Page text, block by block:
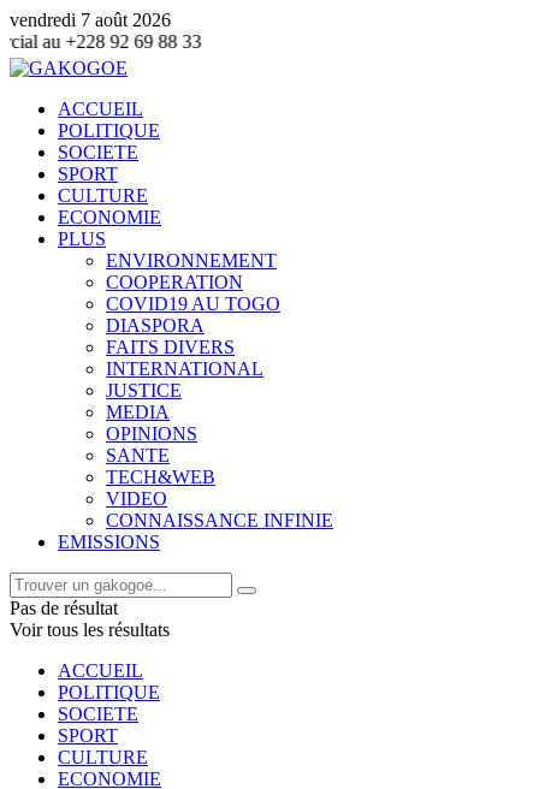
vendredi 7 août 2026
69 88 33
ACCUEIL
POLITIQUE
SOCIETE
SPORT
CULTURE
ECONOMIE
PLUS
ENVIRONNEMENT
COOPERATION
COVID19 AU TOGO
DIASPORA
FAITS DIVERS
INTERNATIONAL
JUSTICE
MEDIA
OPINIONS
SANTE
TECH&WEB
VIDEO
CONNAISSANCE INFINIE
EMISSIONS
Pas de résultat
Voir tous les résultats
ACCUEIL
POLITIQUE
SOCIETE
SPORT
CULTURE
ECONOMIE